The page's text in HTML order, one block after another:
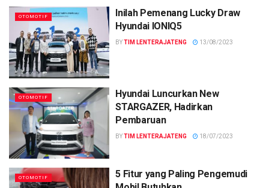
OTOMOTIF
Inilah Pemenang Lucky Draw
Hyundai IONIQ5
BYTIM LENTERAJATENG 13/08/2023
OTOMOTIF
Hyundai Luncurkan New
STARGAZER, Hadirkan
Pembaruan
BYTIM LENTERAJATENG 18/07/2023
OTOMOTIF
5 Fitur yang Paling Pengemudi